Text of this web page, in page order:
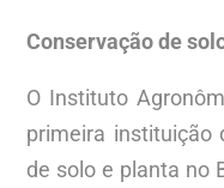
Conservação de
O Instituto
primeira instituição
de solo e planta no